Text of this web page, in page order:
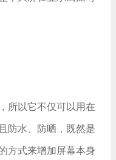
所以它不仅可以用在
防水、防晒，既然是
方式来增加屏幕本身